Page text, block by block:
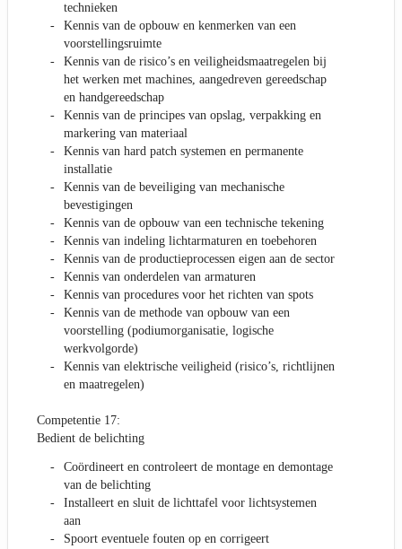
technieken
Kennis van de opbouw en kenmerken van een
voorstellingsruimte
Kennis van de risico’s en veiligheidsmaatregelen bij
het werken met machines, aangedreven gereedschap
en handgereedschap
Kennis van de principes van opslag, verpakking en
markering van materiaal
Kennis van hard patch systemen en permanente
installatie
Kennis van de beveiliging van mechanische
bevestigingen
Kennis van de opbouw van een technische tekening
Kennis van indeling lichtarmaturen en toebehoren
Kennis van de productieprocessen eigen aan de sector
Kennis van onderdelen van armaturen
Kennis van procedures voor het richten van spots
Kennis van de methode van opbouw van een
voorstelling (podiumorganisatie, logische
werkvolgorde)
Kennis van elektrische veiligheid (risico’s, richtlijnen
en maatregelen)
Competentie 17:
Bedient de belichting
Coördineert en controleert de montage en demontage
van de belichting
Installeert en sluit de lichttafel voor lichtsystemen
aan
Spoort eventuele fouten op en corrigeert